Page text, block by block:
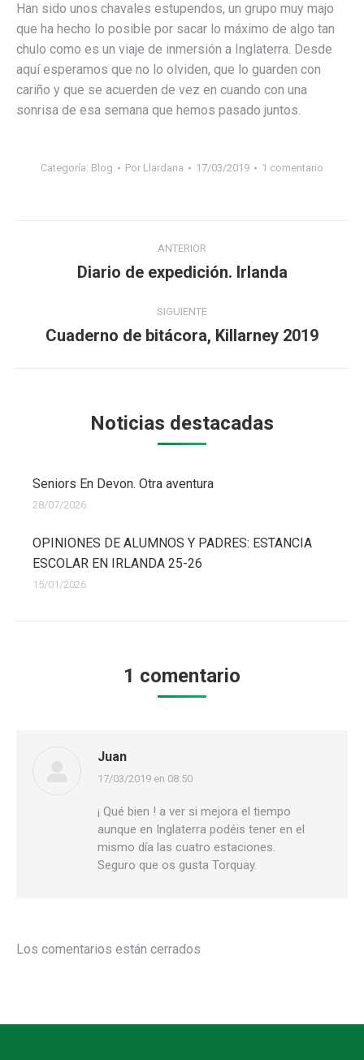
Han sido unos chavales estupendos, un grupo muy majo
que ha hecho lo posible por sacar lo máximo de algo tan
chulo como es un viaje de inmersión a Inglaterra. Desde
aquí esperamos que no lo olviden, que lo guarden con
cariño y que se acuerden de vez en cuando con una
sonrisa de esa semana que hemos pasado juntos.
Categoría: Blog Por Llardana 17/03/2019 1 comentario
publicaciones
ANTERIOR
Publicación
Diario de expedición. Irlanda
SIGUIENTE
Publicación
Cuaderno de bitácora, Killarney 2019
Noticias destacadas
Seniors En Devon. Otra aventura
28/07/2026
OPINIONES DE ALUMNOS Y PADRES: ESTANCIA
ESCOLAR EN IRLANDA 25-26
15/01/2026
1 comentario
Juan
dice:
17/03/2019 en 08:50
¡ Qué bien ! a ver si mejora el tiempo
aunque en Inglaterra podéis tener en el
mismo día las cuatro estaciones.
Seguro que os gusta Torquay.
Los comentarios están cerrados